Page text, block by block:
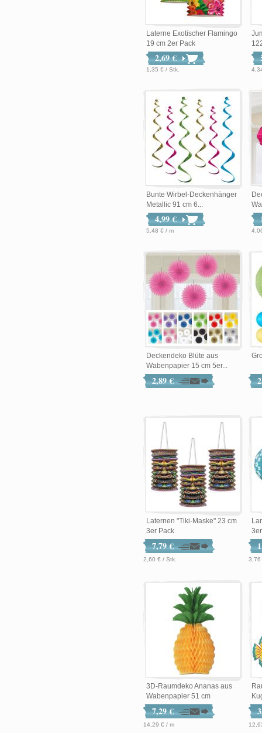
Laterne Exotischer Flamingo
19 cm 2er Pack
2,69 €
1,35 € / Stk.
Bunte Wirbel-Deckenhänger
Metallic 91 cm 6...
4,99 €
5,48 € / m
Deckendeko Blüte aus
Wabenpapier 15 cm 5er...
2,89 €
Laternen "Tiki-Maske" 23 cm
3er Pack
7,79 €
2,60 € / Stk. 3,76
3D-Raumdeko Ananas aus
Wabenpapier 51 cm
7,29 €
14,29 € / m